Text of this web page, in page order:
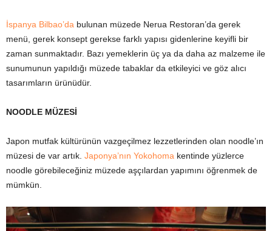
İspanya Bilbao’da bulunan müzede Nerua Restoran’da gerek
menü, gerek konsept gerekse farklı yapısı gidenlerine keyifli bir
zaman sunmaktadır. Bazı yemeklerin üç ya da daha az malzeme ile
sunumunun yapıldığı müzede tabaklar da etkileyici ve göz alıcı
tasarımların ürünüdür.
NOODLE MÜZESİ
Japon mutfak kültürünün vazgeçilmez lezzetlerinden olan noodle’ın
müzesi de var artık. Japonya’nın Yokohoma kentinde yüzlerce
noodle görebileceğiniz müzede aşçılardan yapımını öğrenmek de
mümkün.